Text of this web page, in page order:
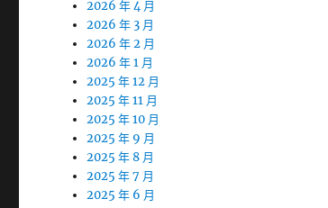
2026 年 4 月
2026 年 3 月
2026 年 2 月
2026 年 1 月
2025 年 12 月
2025 年 11 月
2025 年 10 月
2025 年 9 月
2025 年 8 月
2025 年 7 月
2025 年 6 月